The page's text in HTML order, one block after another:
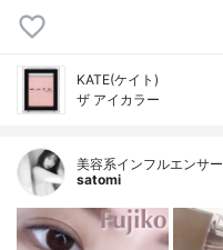
KATE(ケイト)
ザ アイカラー
美容系インフルエンサー
satomi